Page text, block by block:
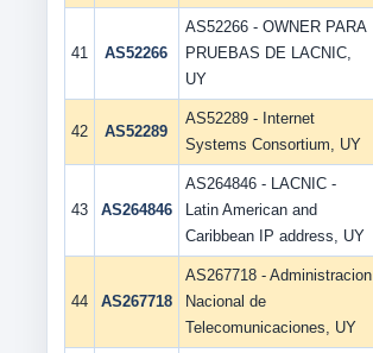
41 AS52266
AS52266 - OWNER PARA
PRUEBAS DE LACNIC,
UY
42 AS52289
AS52289 - Internet
Systems Consortium, UY
43 AS264846
AS264846 - LACNIC -
Latin American and
Caribbean IP address, UY
44 AS267718
AS267718 - Administracion
Nacional de
Telecomunicaciones, UY